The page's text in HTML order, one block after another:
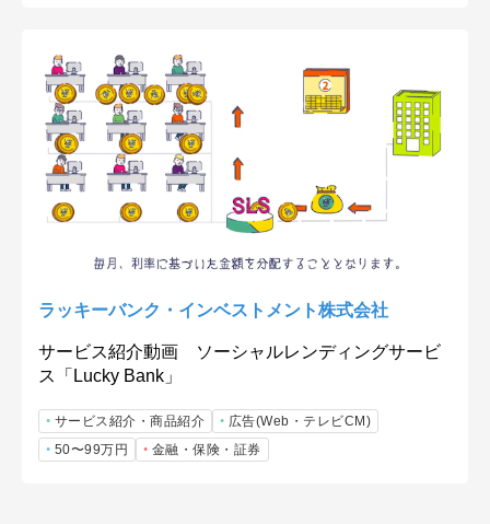
ラッキーバンク・インベストメント株式会社
サービス紹介動画 ソーシャルレンディングサービ
ス「Lucky Bank」
サービス紹介・商品紹介
広告(Web・テレビCM)
50〜99万円
金融・保険・証券